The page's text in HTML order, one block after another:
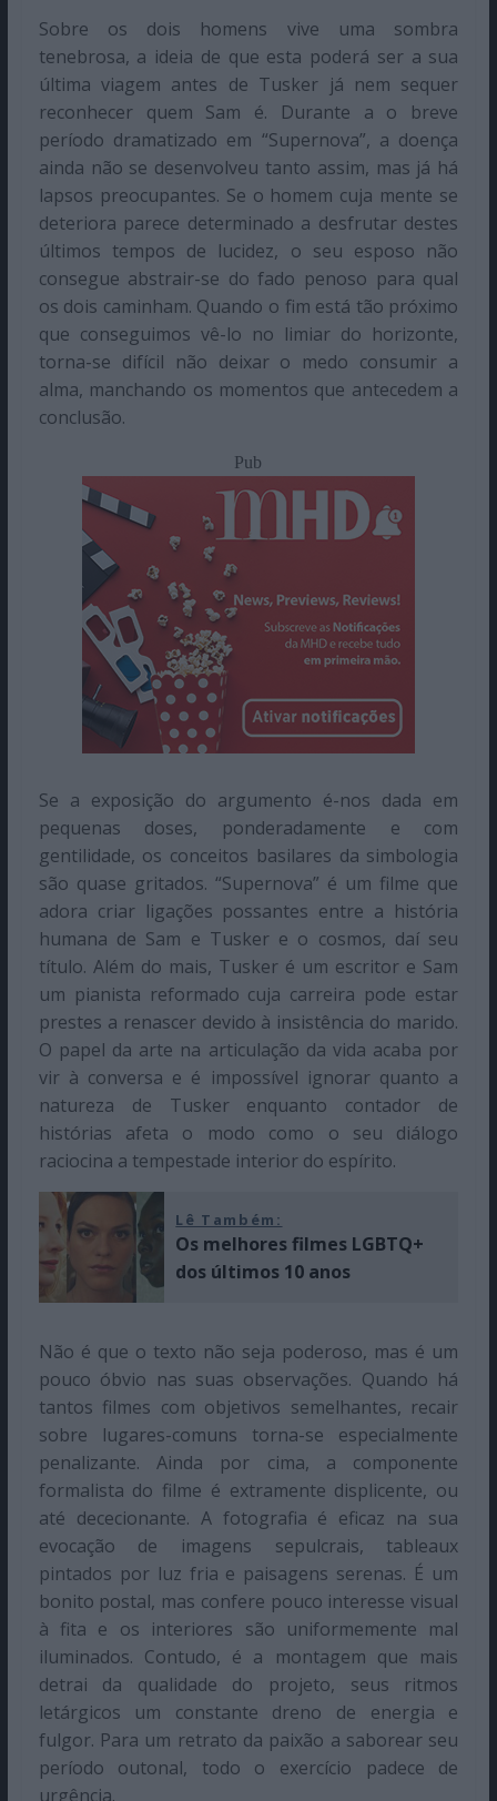
Sobre os dois homens vive uma sombra
tenebrosa, a ideia de que esta poderá ser a sua
última viagem antes de Tusker já nem sequer
reconhecer quem Sam é. Durante a o breve
período dramatizado em “Supernova”, a doença
ainda não se desenvolveu tanto assim, mas já há
lapsos preocupantes. Se o homem cuja mente se
deteriora parece determinado a desfrutar destes
últimos tempos de lucidez, o seu esposo não
consegue abstrair-se do fado penoso para qual
os dois caminham. Quando o fim está tão próximo
que conseguimos vê-lo no limiar do horizonte,
torna-se difícil não deixar o medo consumir a
alma, manchando os momentos que antecedem a
conclusão.
Pub
Se a exposição do argumento é-nos dada em
pequenas doses, ponderadamente e com
gentilidade, os conceitos basilares da simbologia
são quase gritados. “Supernova” é um filme que
adora criar ligações possantes entre a história
humana de Sam e Tusker e o cosmos, daí seu
título. Além do mais, Tusker é um escritor e Sam
um pianista reformado cuja carreira pode estar
prestes a renascer devido à insistência do marido.
O papel da arte na articulação da vida acaba por
vir à conversa e é impossível ignorar quanto a
natureza de Tusker enquanto contador de
histórias afeta o modo como o seu diálogo
raciocina a tempestade interior do espírito.
Lê Também:
Os melhores filmes LGBTQ+
dos últimos 10 anos
Não é que o texto não seja poderoso, mas é um
pouco óbvio nas suas observações. Quando há
tantos filmes com objetivos semelhantes, recair
sobre lugares-comuns torna-se especialmente
penalizante. Ainda por cima, a componente
formalista do filme é extramente displicente, ou
até dececionante. A fotografia é eficaz na sua
evocação de imagens sepulcrais, tableaux
pintados por luz fria e paisagens serenas. É um
bonito postal, mas confere pouco interesse visual
à fita e os interiores são uniformemente mal
iluminados. Contudo, é a montagem que mais
detrai da qualidade do projeto, seus ritmos
letárgicos um constante dreno de energia e
fulgor. Para um retrato da paixão a saborear seu
período outonal, todo o exercício padece de
urgência.